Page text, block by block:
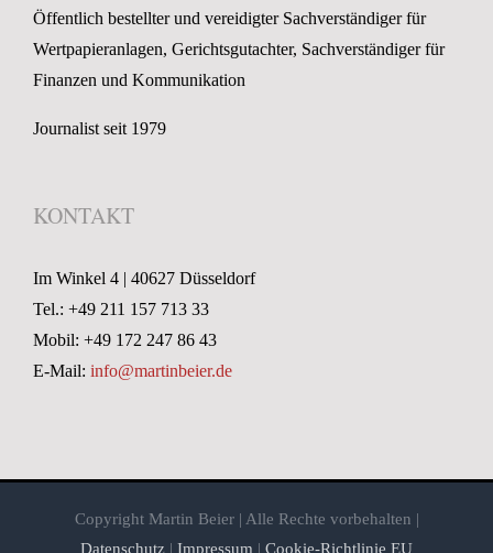
Öffentlich bestellter und vereidigter Sachverständiger für
Wertpapieranlagen, Gerichtsgutachter, Sachverständiger für
Finanzen und Kommunikation
Journalist seit 1979
KONTAKT
Im Winkel 4 | 40627 Düsseldorf
Tel.: +49 211 157 713 33
Mobil: +49 172 247 86 43
E-Mail: info@martinbeier.de
Copyright Martin Beier | Alle Rechte vorbehalten |
Datenschutz | Impressum | Cookie-Richtlinie EU